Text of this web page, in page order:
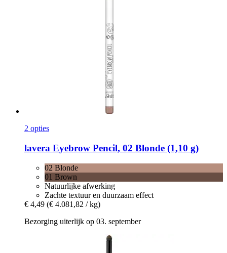
2 opties
lavera Eyebrow Pencil, 02 Blonde (1,10 g)
02 Blonde
01 Brown
Natuurlijke afwerking
Zachte textuur en duurzaam effect
€ 4,49 (€ 4.081,82 / kg)
Bezorging uiterlijk op 03. september